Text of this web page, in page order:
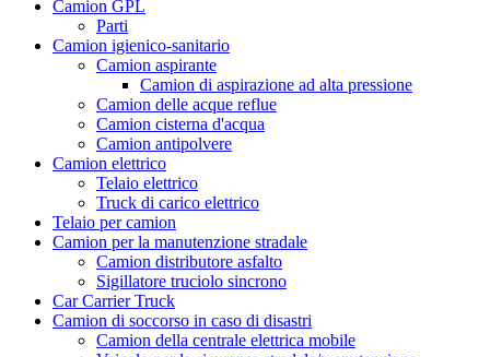
Camion GPL
Parti
Camion igienico-sanitario
Camion aspirante
Camion di aspirazione ad alta pressione
Camion delle acque reflue
Camion cisterna d'acqua
Camion antipolvere
Camion elettrico
Telaio elettrico
Truck di carico elettrico
Telaio per camion
Camion per la manutenzione stradale
Camion distributore asfalto
Sigillatore truciolo sincrono
Car Carrier Truck
Camion di soccorso in caso di disastri
Camion della centrale elettrica mobile